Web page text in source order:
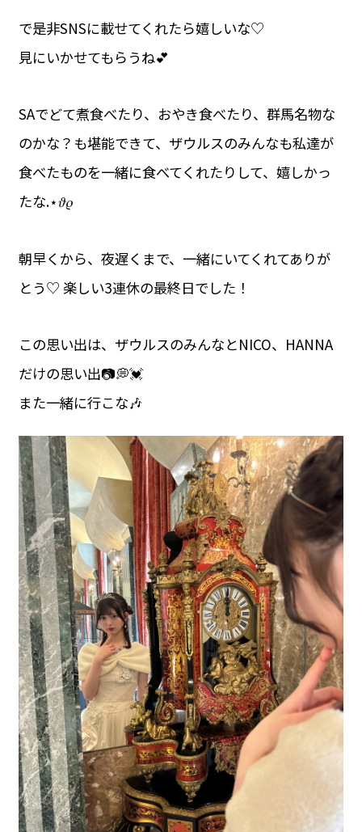
で是非SNSに載せてくれたら嬉しいな♡
見にいかせてもらうね💕
SAでどて煮食べたり、おやき食べたり、群馬名物な
のかな？も堪能できて、ザウルスのみんなも私達が
食べたものを一緒に食べてくれたりして、嬉しかっ
たな.⋆𝜗𝜚
朝早くから、夜遅くまで、一緒にいてくれてありが
とう♡ 楽しい3連休の最終日でした！
この思い出は、ザウルスのみんなとNICO、HANNA
だけの思い出📷💭💓
また一緒に行こな🎶